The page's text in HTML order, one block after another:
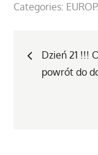
Categories:
wpisu
Dzień 21 !!!
powrót do